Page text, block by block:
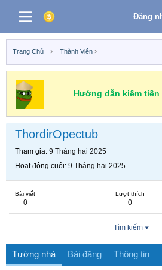
Đăng
Trang Chủ Thành Viên
Hướng dẫn kiếm
ThordirOpectub
Tham gia 9 Tháng hai 2025
Hoạt động cuối 9 Tháng hai 2025
Bài viết
0
Lượt thích
0
Tìm kiếm
Tường nhà Bài đăng Thông tin